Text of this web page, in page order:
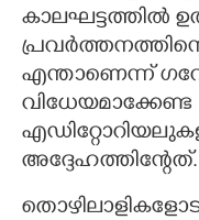
കാലഘട്ടത്തിൽ
എന്താണെന്ന്
വിധേയമാക്കേണ്ട
അദ്ദേഹത്തിന്റേത്.